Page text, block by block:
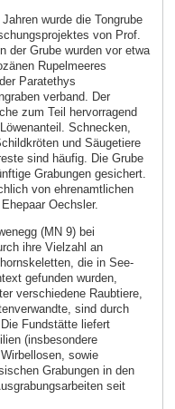
wurde die Tongrube
von Prof.
der Grube wurden vor etwa
Rupelmeeres
Paratethys
verband. Der
zum Teil hervorragend
Schnecken,
und Säugetiere
sind häufig. Die Grube
Grabungen gesichert.
von ehrenamtlichen
Oechsler.
(MN 9) bei
ihre Vielzahl an
die in See-
gefunden wurden,
verschiedene Raubtiere,
sind durch
Fundstätte liefert
(insbesondere
sowie
Grabungen in den
seit